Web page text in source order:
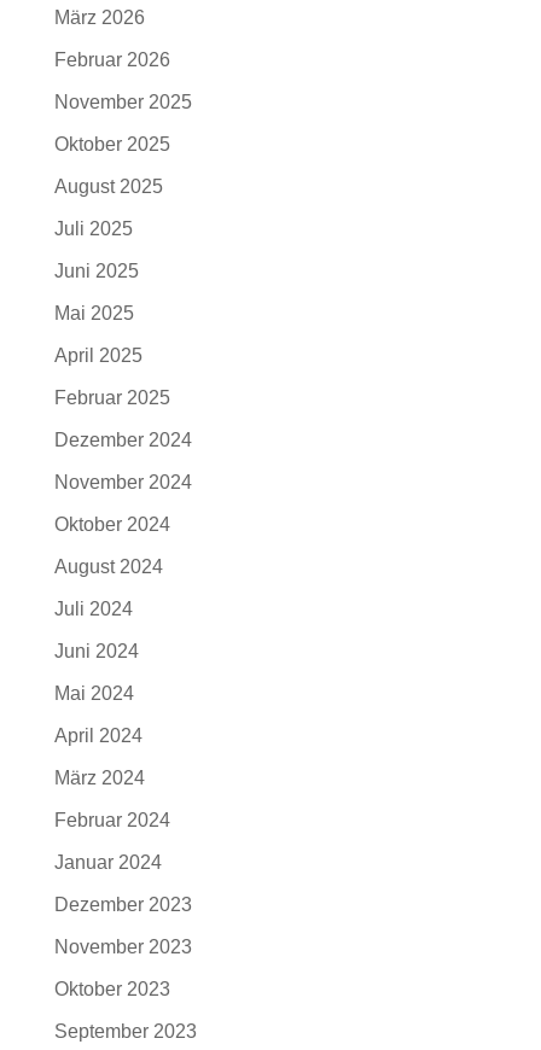
März 2026
Februar 2026
November 2025
Oktober 2025
August 2025
Juli 2025
Juni 2025
Mai 2025
April 2025
Februar 2025
Dezember 2024
November 2024
Oktober 2024
August 2024
Juli 2024
Juni 2024
Mai 2024
April 2024
März 2024
Februar 2024
Januar 2024
Dezember 2023
November 2023
Oktober 2023
September 2023